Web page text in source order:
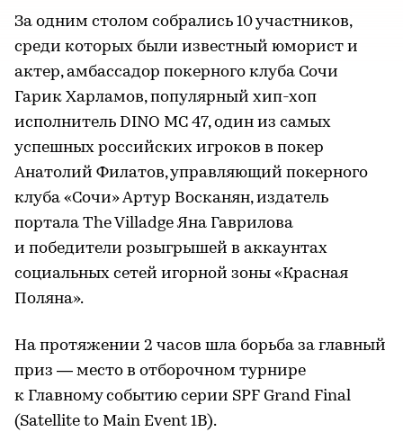
За одним столом собрались 10 участников,
среди которых были известный юморист и
актер, амбассадор покерного клуба Сочи
Гарик Харламов, популярный хип-хоп
исполнитель DINO MC 47, один из самых
успешных российских игроков в покер
Анатолий Филатов, управляющий покерного
клуба «Сочи» Артур Восканян, издатель
портала The Villadge Яна Гаврилова
и победители розыгрышей в аккаунтах
социальных сетей игорной зоны «Красная
Поляна».
На протяжении 2 часов шла борьба за главный
приз — место в отборочном турнире
к Главному событию серии SPF Grand Final
(Satellite to Main Event 1B).